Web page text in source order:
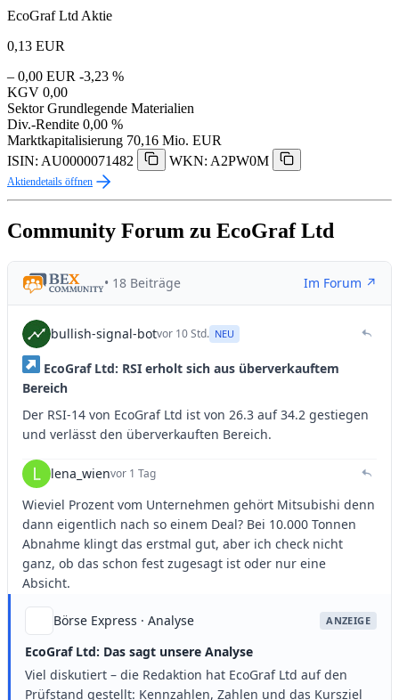
EcoGraf Ltd Aktie
0,13 EUR
– 0,00 EUR -3,23 %
KGV 0,00
Sektor Grundlegende Materialien
Div.-Rendite 0,00 %
Marktkapitalisierung 70,16 Mio. EUR
ISIN: AU0000071482
WKN: A2PW0M
Aktiendetails öffnen
Community Forum zu EcoGraf Ltd